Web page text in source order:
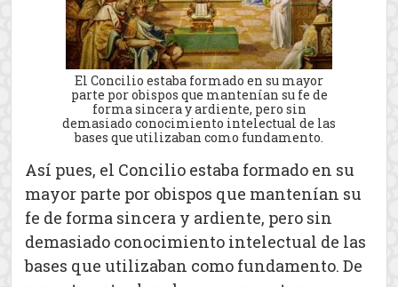
El Concilio estaba formado en su mayor
parte por obispos que mantenían su fe de
forma sincera y ardiente, pero sin
demasiado conocimiento intelectual de las
bases que utilizaban como fundamento.
Así pues, el Concilio estaba formado en su
mayor parte por obispos que mantenían su
fe de forma sincera y ardiente, pero sin
demasiado conocimiento intelectual de las
bases que utilizaban como fundamento. De